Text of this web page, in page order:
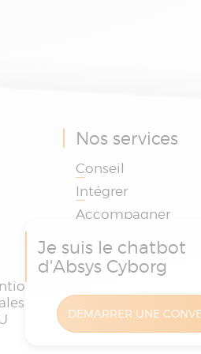
Nos services
Conseil
Intégrer
Accompagner
et
confidentialité
Je suis le chatbot
d'Absys Cyborg
DÉMARRER UNE